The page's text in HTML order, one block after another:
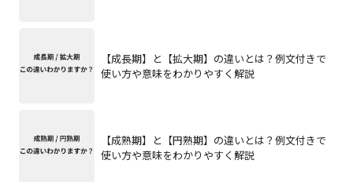
【成長期】と【拡大期】の違いとは？例文付きで
使い方や意味をわかりやすく解説
【成熟期】と【円熟期】の違いとは？例文付きで
使い方や意味をわかりやすく解説